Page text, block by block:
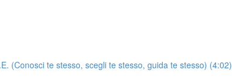
(Conosci te stesso, scegli te stesso, guida te stesso) (4:02)